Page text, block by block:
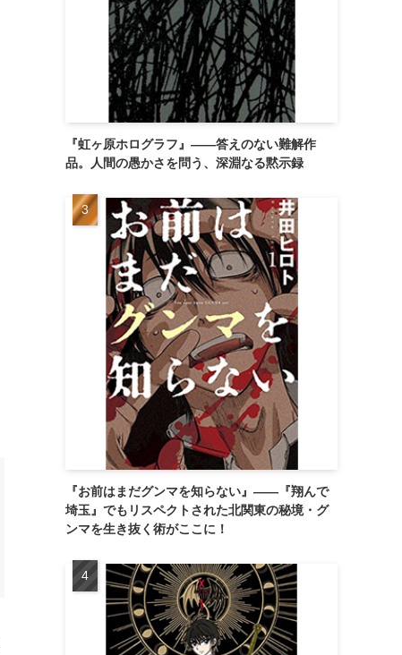
『虹ヶ原ホログラフ』——答えのない難解作
品。人間の愚かさを問う、深淵なる黙示録
『お前はまだグンマを知らない』――『翔んで
埼玉』でもリスペクトされた北関東の秘境・グ
ンマを生き抜く術がここに！